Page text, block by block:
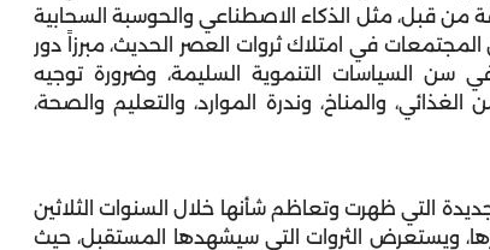
من قبل، مثل الذكاء الاصطناعي والحوسبة السحابية
المجتمعات في امتلاك ثروات العصر الحديث، مبرزاً دور
سن السياسات التنموية السليمة، وضرورة توجيه
والمناخ، وندرة الموارد، والتعليم والصحة،
التي ظهرت وتعاظم شأنها خلال السنوات الثلاثين
ويستعرض الثروات التي سيشهدها المستقبل، حيث